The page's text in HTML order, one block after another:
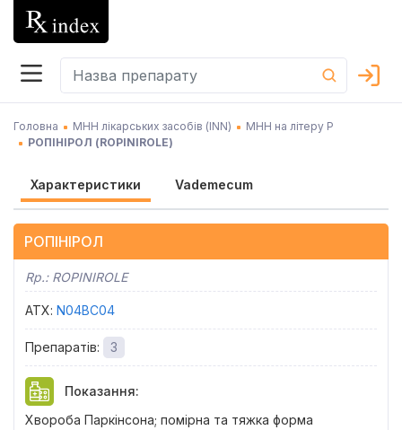
Головна МНН лікарських засобів (INN)
МНН на літеру Р
РОПІНІРОЛ (ROPINIROLE)
Характеристики Vademecum
РОПІНІРОЛ
Rp.: ROPINIROLE
АТХ: N04BC04
Препаратів: 3
Показання:
Хвороба Паркінсона; помірна та тяжка форма